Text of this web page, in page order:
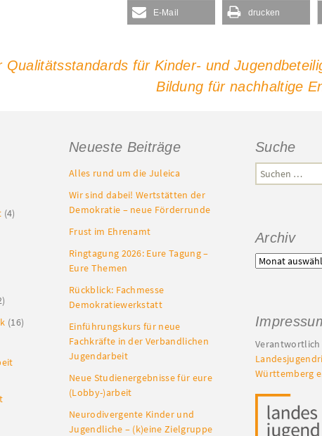
E-Mail drucken
Qualitätsstandards für Kinder- und
Bildung für nachhaltige
(4)
(16)
Neueste Beiträge
Alles rund um die Juleica
Wir sind dabei! Wertstätten der
Demokratie – neue Förderrunde
Frust im Ehrenamt
Ringtagung 2026: Eure Tagung –
Eure Themen
Rückblick: Fachmesse
Demokratiewerkstatt
Einführungskurs für neue
Fachkräfte in der Verbandlichen
Jugendarbeit
Neue Studienergebnisse für eure
(Lobby-)arbeit
Neurodivergente Kinder und
Jugendliche – (k)eine Zielgruppe
Suche
Suchen
nach:
Archiv
Archiv
Württemberg